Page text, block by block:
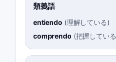
類義語
entiendo (理解している)
comprendo (把握している